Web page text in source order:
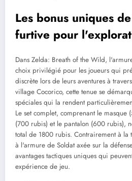
Les bonus uniques
furtive pour
Dans Zelda: Breath of the Wild,
choix privilégié pour les joueurs qui
discrète lors de leurs aventures à
village Cocorico, cette tenue se
spéciales qui la rendent
Le set complet, comprenant le
(700 rubis) et le pantalon (600 rubis),
total de 1800 rubis. Contrairement à la
à l'armure de Soldat axée sur la
avantages tactiques uniques qui
expérience de jeu.